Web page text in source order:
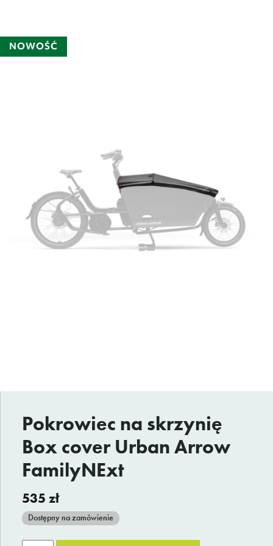
NOWOŚĆ
Pokrowiec na skrzynię
Box cover Urban Arrow
FamilyNExt
535 zł
Dostępny na zamówienie